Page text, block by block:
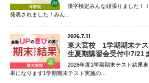
漢字検定みんな頑張りました！
発表されました！みん...
2026.7.11
東大宮校 1学期期末テ
生夏期講習会受付中7/21
2026年度1学期期末テスト結果
果になります1学期期末テスト実施の...